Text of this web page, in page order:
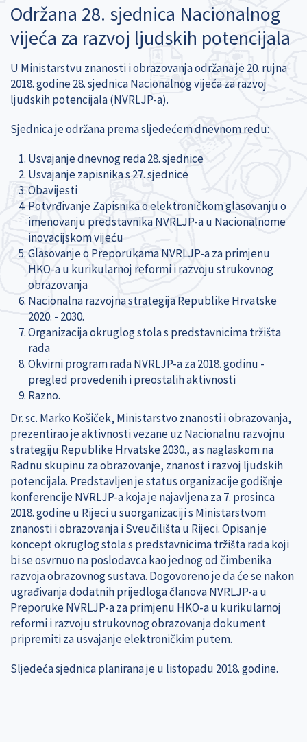
Održana 28. sjednica Nacionalnog
vijeća za razvoj ljudskih potencijala
U Ministarstvu znanosti i obrazovanja održana je 20. rujna
2018. godine 28. sjednica Nacionalnog vijeća za razvoj
ljudskih potencijala (NVRLJP-a).
Sjednica je održana prema sljedećem dnevnom redu:
Usvajanje dnevnog reda 28. sjednice
Usvajanje zapisnika s 27. sjednice
Obavijesti
Potvrđivanje Zapisnika o elektroničkom glasovanju o
imenovanju predstavnika NVRLJP-a u Nacionalnome
inovacijskom vijeću
Glasovanje o Preporukama NVRLJP-a za primjenu
HKO-a u kurikularnoj reformi i razvoju strukovnog
obrazovanja
Nacionalna razvojna strategija Republike Hrvatske
2020. - 2030.
Organizacija okruglog stola s predstavnicima tržišta
rada
Okvirni program rada NVRLJP-a za 2018. godinu -
pregled provedenih i preostalih aktivnosti
Razno.
Dr. sc. Marko Košiček, Ministarstvo znanosti i obrazovanja,
prezentirao je aktivnosti vezane uz Nacionalnu razvojnu
strategiju Republike Hrvatske 2030., a s naglaskom na
Radnu skupinu za obrazovanje, znanost i razvoj ljudskih
potencijala. Predstavljen je status organizacije godišnje
konferencije NVRLJP-a koja je najavljena za 7. prosinca
2018. godine u Rijeci u suorganizaciji s Ministarstvom
znanosti i obrazovanja i Sveučilišta u Rijeci. Opisan je
koncept okruglog stola s predstavnicima tržišta rada koji
bi se osvrnuo na poslodavca kao jednog od čimbenika
razvoja obrazovnog sustava. Dogovoreno je da će se nakon
ugrađivanja dodatnih prijedloga članova NVRLJP-a u
Preporuke NVRLJP-a za primjenu HKO-a u kurikularnoj
reformi i razvoju strukovnog obrazovanja dokument
pripremiti za usvajanje elektroničkim putem.
Sljedeća sjednica planirana je u listopadu 2018. godine.